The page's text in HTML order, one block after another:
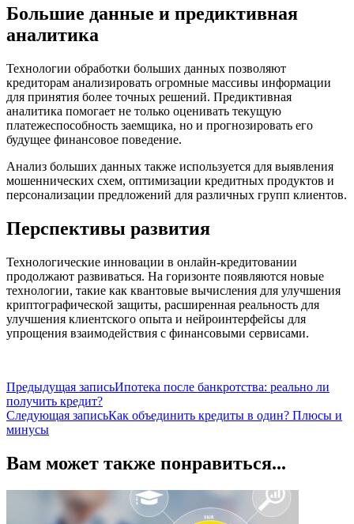
Большие данные и предиктивная
аналитика
Технологии обработки больших данных позволяют
кредиторам анализировать огромные массивы информации
для принятия более точных решений. Предиктивная
аналитика помогает не только оценивать текущую
платежеспособность заемщика, но и прогнозировать его
будущее финансовое поведение.
Анализ больших данных также используется для выявления
мошеннических схем, оптимизации кредитных продуктов и
персонализации предложений для различных групп клиентов.
Перспективы развития
Технологические инновации в онлайн-кредитовании
продолжают развиваться. На горизонте появляются новые
технологии, такие как квантовые вычисления для улучшения
криптографической защиты, расширенная реальность для
улучшения клиентского опыта и нейроинтерфейсы для
упрощения взаимодействия с финансовыми сервисами.
Навигация
по
записям
Предыдущая записьИпотека после банкротства: реально ли
получить кредит?
Следующая записьКак объединить кредиты в один? Плюсы и
минусы
Вам может также понравиться...